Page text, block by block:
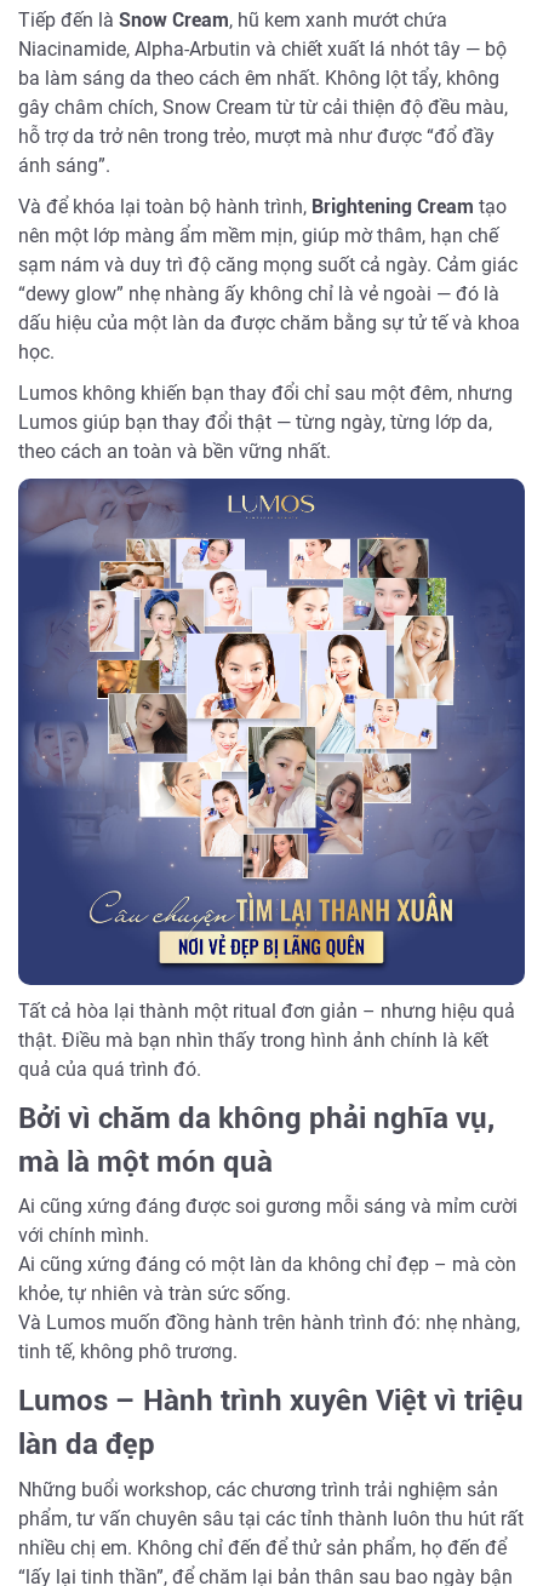
Tiếp đến là Snow Cream, hũ kem xanh mướt chứa
Niacinamide, Alpha-Arbutin và chiết xuất lá nhót tây — bộ
ba làm sáng da theo cách êm nhất. Không lột tẩy, không
gây châm chích, Snow Cream từ từ cải thiện độ đều màu,
hỗ trợ da trở nên trong trẻo, mượt mà như được “đổ đầy
ánh sáng”.
Và để khóa lại toàn bộ hành trình, Brightening Cream tạo
nên một lớp màng ẩm mềm mịn, giúp mờ thâm, hạn chế
sạm nám và duy trì độ căng mọng suốt cả ngày. Cảm giác
“dewy glow” nhẹ nhàng ấy không chỉ là vẻ ngoài — đó là
dấu hiệu của một làn da được chăm bằng sự tử tế và khoa
học.
Lumos không khiến bạn thay đổi chỉ sau một đêm, nhưng
Lumos giúp bạn thay đổi thật — từng ngày, từng lớp da,
theo cách an toàn và bền vững nhất.
Tất cả hòa lại thành một ritual đơn giản – nhưng hiệu quả
thật. Điều mà bạn nhìn thấy trong hình ảnh chính là kết
quả của quá trình đó.
Bởi vì chăm da không phải nghĩa vụ,
mà là một món quà
Ai cũng xứng đáng được soi gương mỗi sáng và mỉm cười
với chính mình.
Ai cũng xứng đáng có một làn da không chỉ đẹp – mà còn
khỏe, tự nhiên và tràn sức sống.
Và Lumos muốn đồng hành trên hành trình đó: nhẹ nhàng,
tinh tế, không phô trương.
Lumos – Hành trình xuyên Việt vì triệu
làn da đẹp
Những buổi workshop, các chương trình trải nghiệm sản
phẩm, tư vấn chuyên sâu tại các tỉnh thành luôn thu hút rất
nhiều chị em. Không chỉ đến để thử sản phẩm, họ đến để
“lấy lại tinh thần”, để chăm lại bản thân sau bao ngày bận